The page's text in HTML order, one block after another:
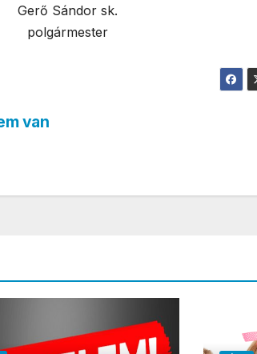
Gerő Sándor sk.
polgármester
van